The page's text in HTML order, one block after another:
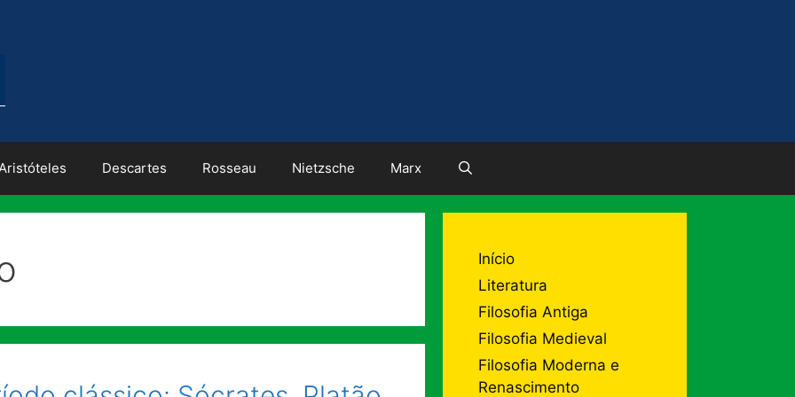
Descartes Rosseau Nietzsche Marx
Início
Literatura
Filosofia Antiga
Filosofia Medieval
Filosofia Moderna e
Renascimento